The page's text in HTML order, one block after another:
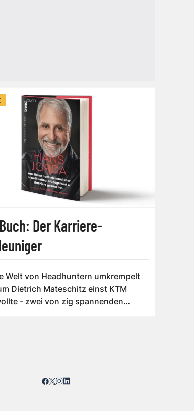
Der Karriere-
Welt von Headhuntern umkrempelt
Dietrich Mateschitz einst KTM
- zwei von zig spannenden